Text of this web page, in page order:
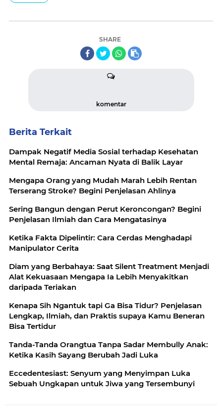
SHARE
komentar
Berita Terkait
Dampak Negatif Media Sosial terhadap Kesehatan
Mental Remaja: Ancaman Nyata di Balik Layar
Mengapa Orang yang Mudah Marah Lebih Rentan
Terserang Stroke? Begini Penjelasan Ahlinya
Sering Bangun dengan Perut Keroncongan? Begini
Penjelasan Ilmiah dan Cara Mengatasinya
Ketika Fakta Dipelintir: Cara Cerdas Menghadapi
Manipulator Cerita
Diam yang Berbahaya: Saat Silent Treatment Menjadi
Alat Kekuasaan Mengapa Ia Lebih Menyakitkan
daripada Teriakan
Kenapa Sih Ngantuk tapi Ga Bisa Tidur? Penjelasan
Lengkap, Ilmiah, dan Praktis supaya Kamu Beneran
Bisa Tertidur
Tanda-Tanda Orangtua Tanpa Sadar Membully Anak:
Ketika Kasih Sayang Berubah Jadi Luka
Eccedentesiast: Senyum yang Menyimpan Luka
Sebuah Ungkapan untuk Jiwa yang Tersembunyi